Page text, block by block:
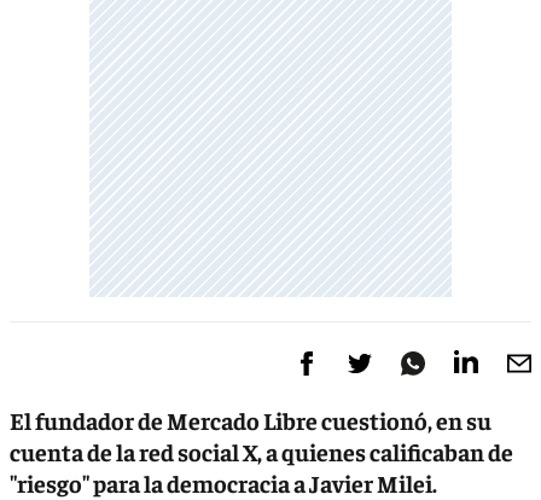
El fundador de Mercado Libre cuestionó, en su
cuenta de la red social X, a quienes calificaban de
"riesgo" para la democracia a Javier Milei.